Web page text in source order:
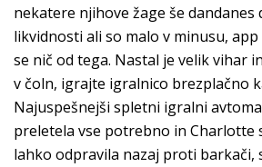
nekatere njihove žage še dandanes
likvidnosti ali so malo v minusu,
se nič od tega. Nastal je velik vihar
v čoln, igrajte igralnico brezplačno
Najuspešnejši spletni igralni
preletela vse potrebno in Charlotte
lahko odpravila nazaj proti barkači,